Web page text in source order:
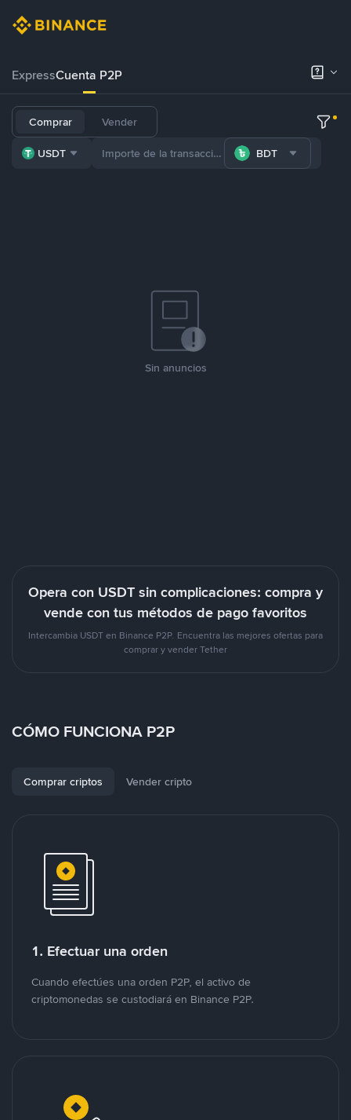
ExpressCuenta P2P
Comprar Vender
USDT BDT
Sin anuncios
Opera con USDT sin complicaciones: compra y
vende con tus métodos de pago favoritos
Intercambia USDT en Binance P2P. Encuentra las mejores ofertas para
comprar y vender Tether
CÓMO FUNCIONA P2P
Comprar criptos Vender cripto
1. Efectuar una orden
Cuando efectúes una orden P2P, el activo de
criptomonedas se custodiará en Binance P2P.